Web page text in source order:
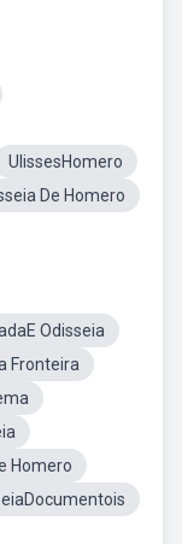
UlissesHomero
De Homero
Odisseia
Fronteira
Homero